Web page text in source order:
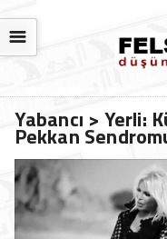
☰
Yabancı > Yerli:
Pekkan